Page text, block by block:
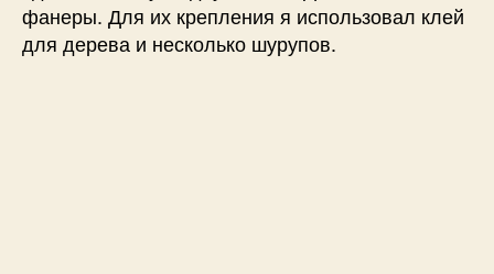
фанеры. Для их крепления я использовал клей
для дерева и несколько шурупов.